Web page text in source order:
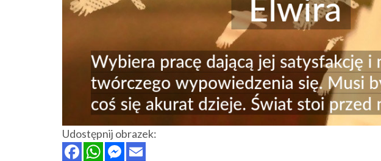
Udostępnij obrazek: